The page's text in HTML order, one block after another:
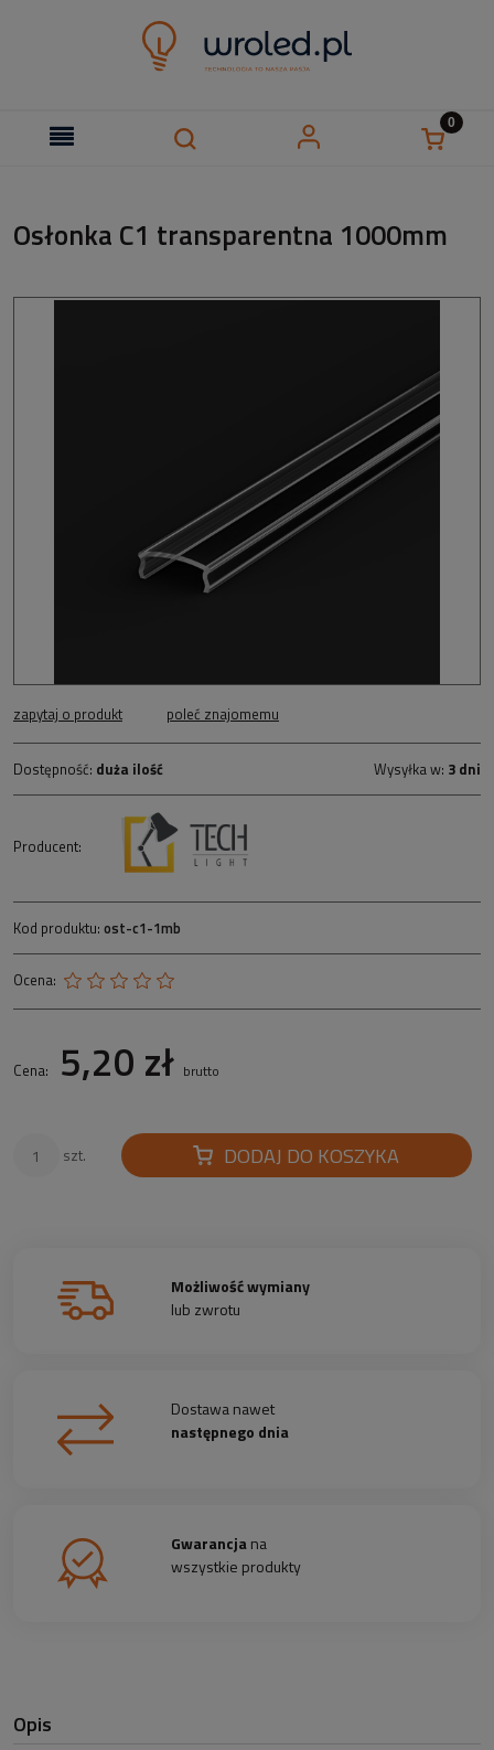
Osłonka C1 transparentna 1000mm
zapytaj o produkt poleć znajomemu
Dostępność: duża ilość Wysyłka w: 3 dni
Producent:
Kod produktu: ost-c1-1mb
Ocena:
Cena: 5,20 zł brutto
szt. DODAJ DO KOSZYKA
Możliwość wymiany
lub zwrotu
Dostawa nawet
następnego dnia
Gwarancjana
wszystkie produkty
Opis